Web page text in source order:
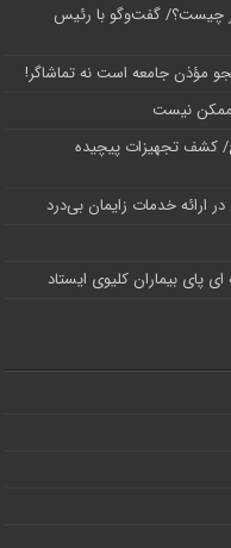
چیست؟/ گفت‌وگو با رئیس
مؤذن جامعه است نه تماشاگر!
ممکن نیست
کشف تجهیزات پیچیده
پای بیماران کلیوی ایستاد